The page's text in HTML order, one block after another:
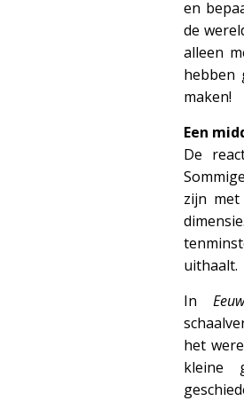
en
de
alleen
hebben
maken!
Een
De
zijn met
uithaalt.
In
het
kleine